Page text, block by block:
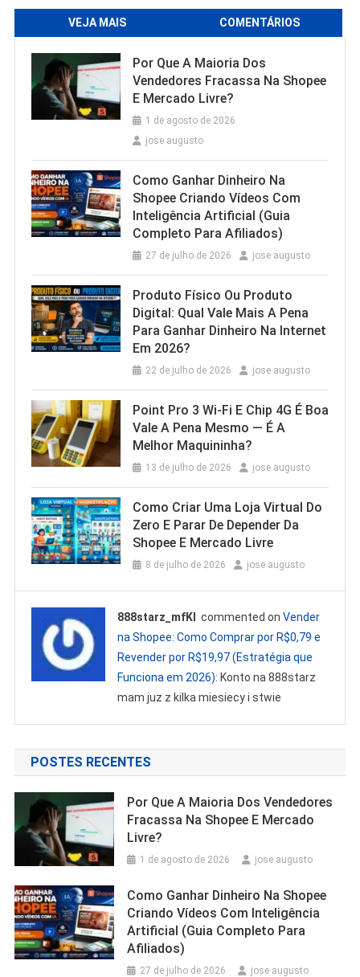
VEJA MAIS COMENTÁRIOS
Por Que A Maioria Dos
Vendedores Fracassa Na Shopee
E Mercado Livre?
1 de agosto de 2026
jose augusto
Como Ganhar Dinheiro Na
Shopee Criando Vídeos Com
Inteligência Artificial (Guia
Completo Para Afiliados)
27 de julho de 2026 jose augusto
Produto Físico Ou Produto
Digital: Qual Vale Mais A Pena
Para Ganhar Dinheiro Na Internet
Em 2026?
22 de julho de 2026 jose augusto
Point Pro 3 Wi‑Fi E Chip 4G É Boa
Vale A Pena Mesmo — É A
Melhor Maquininha?
13 de julho de 2026 jose augusto
Como Criar Uma Loja Virtual Do
Zero E Parar De Depender Da
Shopee E Mercado Livre
8 de julho de 2026 jose augusto
888starz_mfKl commented onVender
na Shopee: Como Comprar por R$0,79 e
Revender por R$19,97 (Estratégia que
Funciona em 2026): Konto na 888starz
mam juz z kilka miesiecy i stwie
POSTES RECENTES
Por Que A Maioria Dos Vendedores
Fracassa Na Shopee E Mercado
Livre?
1 de agosto de 2026 jose augusto
Como Ganhar Dinheiro Na Shopee
Criando Vídeos Com Inteligência
Artificial (Guia Completo Para
Afiliados)
27 de julho de 2026 jose augusto